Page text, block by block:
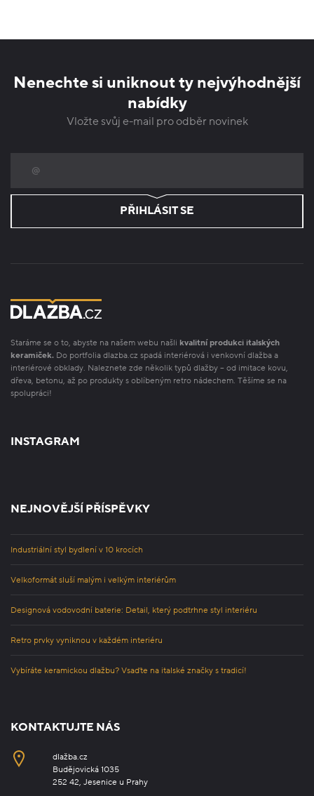
Nenechte si uniknout ty nejvýhodnější
nabídky
Vložte svůj e-mail pro odběr novinek
PŘIHLÁSIT SE
Staráme se o to, abyste na našem webu našli kvalitní produkci italských
keramiček. Do portfolia dlazba.cz spadá interiérová i venkovní dlažba a
interiérové obklady. Naleznete zde několik typů dlažby – od imitace kovu,
dřeva, betonu, až po produkty s oblíbeným retro nádechem. Těšíme se na
spolupráci!
INSTAGRAM
NEJNOVĚJŠÍ PŘÍSPĚVKY
Industriální styl bydlení v 10 krocích
Velkoformát sluší malým i velkým interiérům
Designová vodovodní baterie: Detail, který podtrhne styl interiéru
Retro prvky vyniknou v každém interiéru
Vybíráte keramickou dlažbu? Vsaďte na italské značky s tradicí!
KONTAKTUJTE NÁS
dlažba.cz
Budějovická 1035
252 42, Jesenice u Prahy